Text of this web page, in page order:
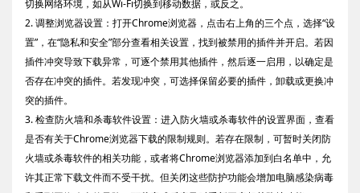
切换网络环境，如从Wi-Fi切换到移动数据，或反之。
2. 调整浏览器设置：打开Chrome浏览器，点击右上角的三个点，选择“设
置”，在“隐私和安全”部分查看相关设置，找到被禁用的插件并开启。若因
插件冲突导致下载异常，可逐个禁用其他插件，然后逐一启用，以确定是
否存在冲突的插件。若发现冲突，可选择保留必要的插件，卸载或更换冲
突的插件。
3. 检查防火墙和杀毒软件设置：进入防火墙或杀毒软件的设置界面，查看
是否有关于Chrome浏览器下载的限制规则。若存在限制，可暂时关闭防
火墙或杀毒软件的相关功能，或者将Chrome浏览器添加到白名单中，允
许其正常下载文件而不受干扰。但关闭这些防护功能会增加电脑感染病毒